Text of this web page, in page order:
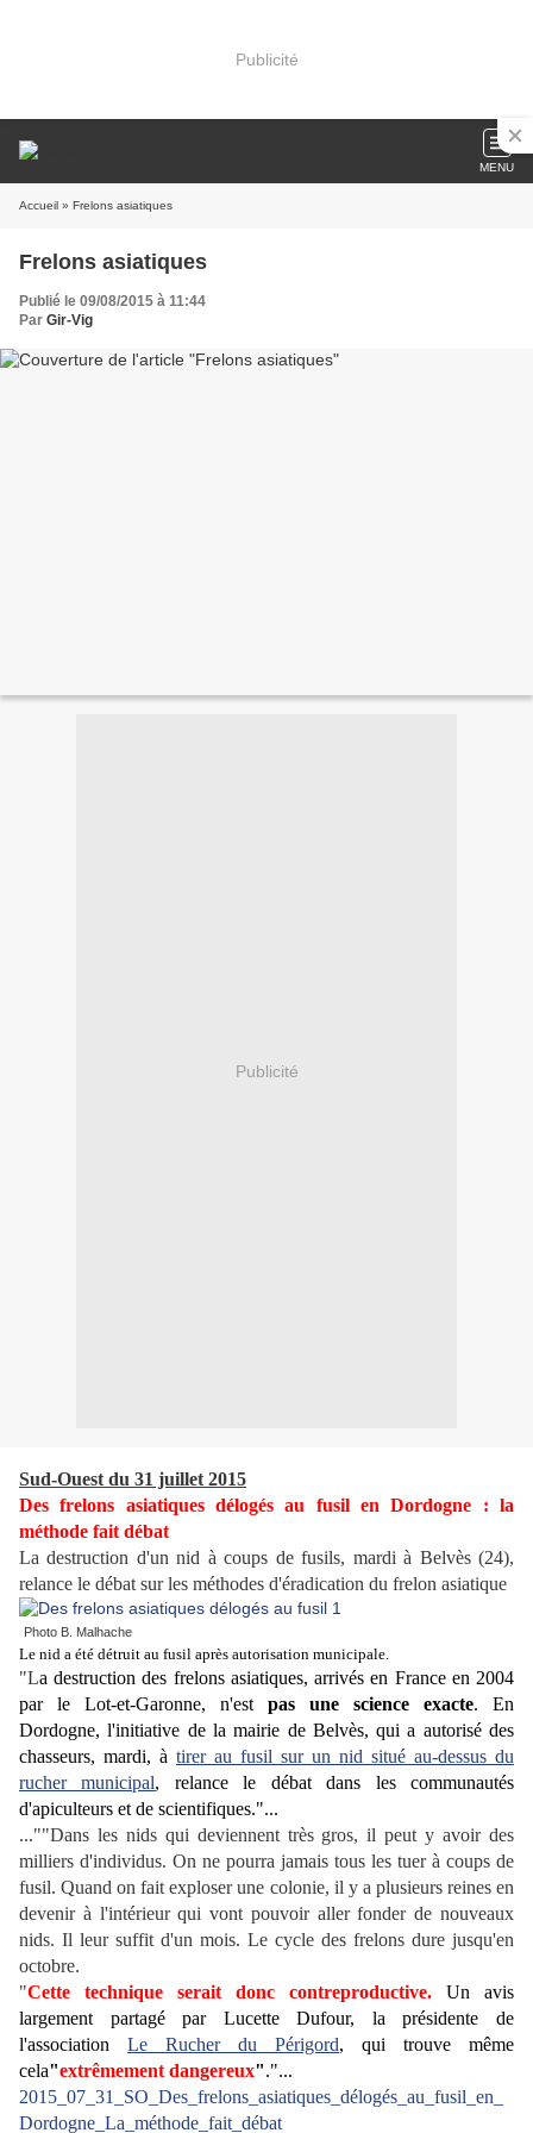
Publicité
MENU
Accueil » Frelons asiatiques
Frelons asiatiques
Publié le 09/08/2015 à 11:44
Par Gir-Vig
Publicité
Sud-Ouest du 31 juillet 2015
Des frelons asiatiques délogés au fusil en Dordogne : la
méthode fait débat
La destruction d'un nid à coups de fusils, mardi à Belvès (24),
relance le débat sur les méthodes d'éradication du frelon asiatique
Photo B. Malhache
Le nid a été détruit au fusil après autorisation municipale.
"La destruction des frelons asiatiques, arrivés en France en 2004
par le Lot-et-Garonne, n'est pas une science exacte. En
Dordogne, l'initiative de la mairie de Belvès, qui a autorisé des
chasseurs, mardi, à tirer au fusil sur un nid situé au-dessus du
rucher municipal, relance le débat dans les communautés
d'apiculteurs et de scientifiques."...
...""Dans les nids qui deviennent très gros, il peut y avoir des
milliers d'individus. On ne pourra jamais tous les tuer à coups de
fusil. Quand on fait exploser une colonie, il y a plusieurs reines en
devenir à l'intérieur qui vont pouvoir aller fonder de nouveaux
nids. Il leur suffit d'un mois. Le cycle des frelons dure jusqu'en
octobre.
"Cette technique serait donc contreproductive.
Un avis
largement partagé par Lucette Dufour, la présidente de
l'association Le Rucher du Périgord, qui trouve même
cela"extrêmement dangereux"."...
2015_07_31_SO_Des_frelons_asiatiques_délogés_au_fusil_en_
Dordogne_La_méthode_fait_débat